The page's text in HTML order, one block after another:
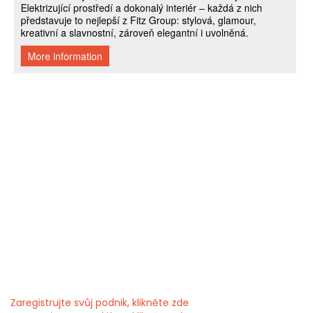
Zaregistrujte svůj podnik, klikněte zde